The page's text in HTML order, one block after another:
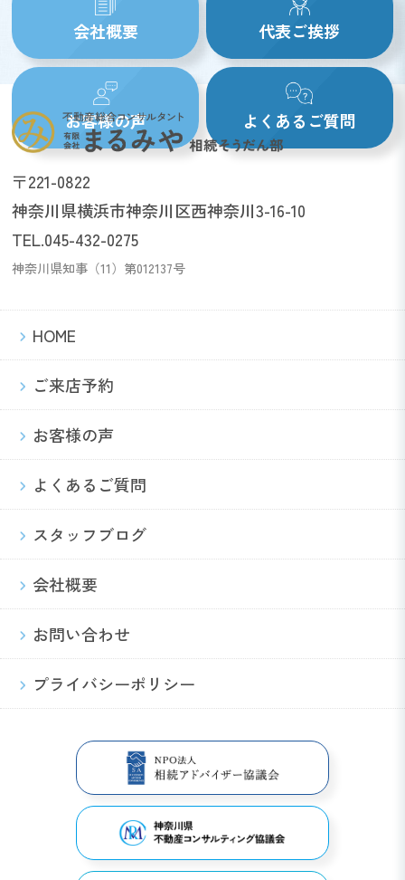
会社概要 代表ご挨拶
お客様の声 よくあるご質問
〒221-0822
神奈川県横浜市神奈川区西神奈川3-16-10
TEL.045-432-0275
神奈川県知事（11）第012137号
HOME
ご来店予約
お客様の声
よくあるご質問
スタッフブログ
会社概要
お問い合わせ
プライバシーポリシー